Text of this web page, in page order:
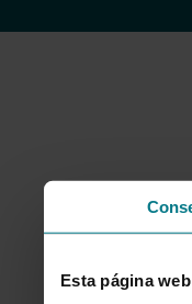
Esta página